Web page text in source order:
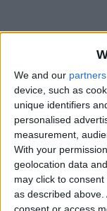
We and our partners
device, such as
unique identifiers
personalised
measurement,
With your
geolocation data
may click to
as described
Malgréune erreur
samedi dernier,
but monégasque
confiance en Philipp
presse.Nous avons